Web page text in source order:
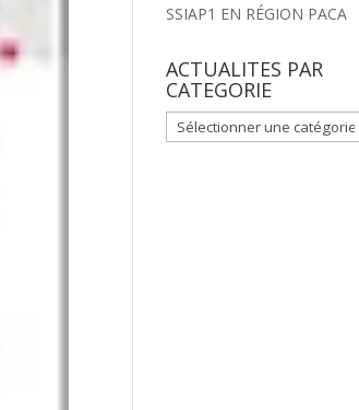
SSIAP1 EN RÉGION PACA
ACTUALITES PAR
CATEGORIE
ACTUALITES
PAR